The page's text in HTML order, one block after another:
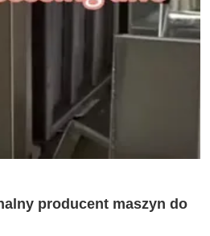
producent maszyn do